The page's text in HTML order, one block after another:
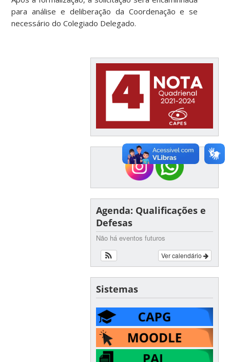
para análise e deliberação da Coordenação e se
necessário do Colegiado Delegado.
Agenda: Qualificações e
Defesas
Não há eventos futuros
Ver calendário
Sistemas